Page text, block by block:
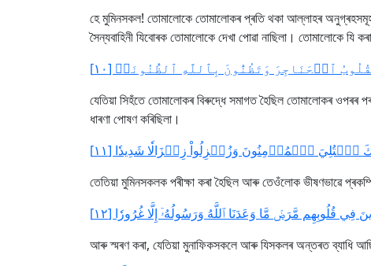
হে মুমিনসকল! তোমালোকে তোমালোকৰ প্ৰতি থকা আল্লাহৰ অনুগ্ৰহসমূহৰ
সৈন্যবাহিনী যিবোৰক তোমালোকে দেখা পোৱা নাছিলা। তোমালোকে যি
وَتَظُنُّونَ بِٱللَّهِ ٱلظُّنُونَا۠ [١٠]
যেতিয়া সিহঁতে তোমালোকৰ বিৰুদ্ধে সমাগত হৈছিল তোমালোকৰ
ধাৰণা পোষণ কৰিছিলা।
ٱبۡتُلِيَ ٱلۡمُؤۡمِنُونَ وَزُلۡزِلُواْ زِلۡزَالٗا شَدِيدٗا [١١]
তেতিয়া মুমিনসকলক পৰীক্ষা কৰা হৈছিল আৰু তেওঁলোক ভীষণভাৱে
فِي قُلُوبِهِم مَّرَضٞ مَّا وَعَدَنَا ٱللَّهُ وَرَسُولُهُۥٓ إِلَّا غُرُورٗا [١٢]
আৰু স্মৰণ কৰা, যেতিয়া মুনাফিকসকলে আৰু যিসকলৰ অন্তৰত ব্যাধি